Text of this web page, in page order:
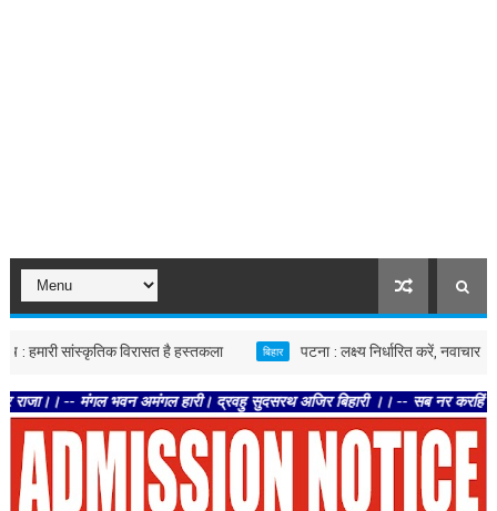
सांस्कृतिक विरासत है हस्तकला बिहार पटना : लक्ष्य निर्धारित करें, नवाचार को
मंगल भवन अमंगल हारी। द्रवहु सुदसरथ अजिर बिहारी ।। -- सब नर करहिं परस्पर